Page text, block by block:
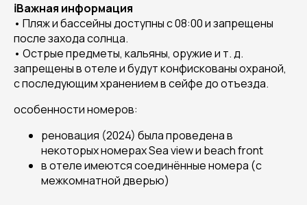
ℹ️Важная информация
• Пляж и бассейны доступны с 08:00 и запрещены
после захода солнца.
• Острые предметы, кальяны, оружие и т. д.
запрещены в отеле и будут конфискованы охраной,
с последующим хранением в сейфе до отъезда.
особенности номеров:
реновация (2024) была проведена в
некоторых номерах Sea view и beach front
в отеле имеются соединённые номера (с
межкомнатной дверью)